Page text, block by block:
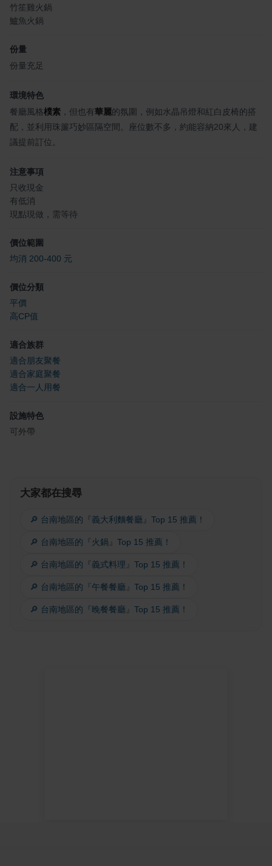
竹笙雞火鍋
鱸魚火鍋
份量
份量充足
環境特色
餐廳風格樸素 ，但也有華麗的氛圍，例如水晶吊燈和紅白皮椅的搭
配，並利用珠簾巧妙區隔空間。座位數不多，約能容納20來人，建
議提前訂位。
注意事項
只收現金
有低消
現點現做，需等待
價位範圍
均消 200-400 元
價位分類
平價
高CP值
適合族群
適合朋友聚餐
適合家庭聚餐
適合一人用餐
設施特色
可外帶
大家都在搜尋
🔎 台南地區的『義大利麵餐廳』Top 15 推薦！
🔎 台南地區的『火鍋』Top 15 推薦！
🔎 台南地區的『義式料理』Top 15 推薦！
🔎 台南地區的『午餐餐廳』Top 15 推薦！
🔎 台南地區的『晚餐餐廳』Top 15 推薦！